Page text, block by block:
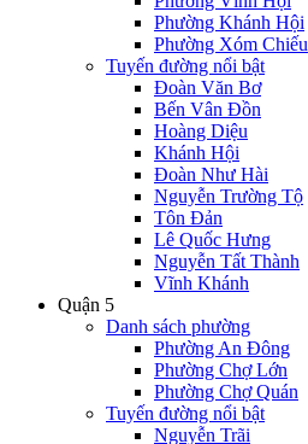
Phường Khánh Hội
Phường Xóm Chiếu
Tuyến đường nổi bật
Đoàn Văn Bơ
Bến Vân Đồn
Hoàng Diệu
Khánh Hội
Đoàn Như Hài
Nguyễn Trường Tộ
Tôn Đản
Lê Quốc Hưng
Nguyễn Tất Thành
Vĩnh Khánh
Quận 5
Danh sách phường
Phường An Đông
Phường Chợ Lớn
Phường Chợ Quán
Tuyến đường nổi bật
Nguyễn Trãi